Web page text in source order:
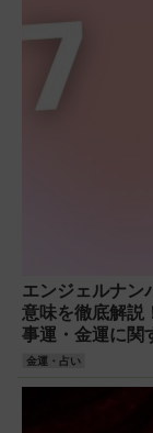
エンジェルナン
意味を徹底解説
事運・金運に関
ージとは？
金運・占い